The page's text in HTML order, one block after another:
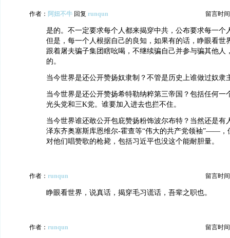
作者： 阿妞不牛 回复 runqun 留言时
是的。不一定要求每个人都来揭穿中共，公布要求每一个
但是，每一个人根据自己的良知，如果有的话，睁眼看世
跟着屠夫骗子集团瞎吆喝，不继续骗自己并参与骗其他人
的。
当今世界是还公开赞扬奴隶制？不管是历史上谁做过奴隶
当今世界是还公开赞扬希特勒纳粹第三帝国？包括任何一
光头党和三K党。谁要加入进去也拦不住。
当今世界谁还敢公开包庇赞扬粉饰波尔布特？当然还是有
泽东齐奥塞斯库恩维尔-霍查等“伟大的共产党领袖”——，
对他们唱赞歌的枪毙，包括习近平也没这个能耐胆量。
作者： runqun 留言时
睁眼看世界，说真话，揭穿毛习谎话，吾辈之职也。
作者： runqun 留言时